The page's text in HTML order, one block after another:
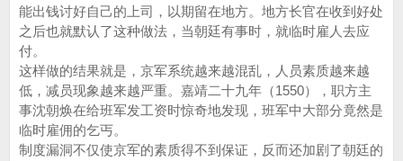
能出钱讨好自己的上司，以期留在地方。地方长官在收到好处
之后也就默认了这种做法，当朝廷有事时，就临时雇人去应
付。
这样做的结果就是，京军系统越来越混乱，人员素质越来越
低，减员现象越来越严重。嘉靖二十九年（1550），职方主
事沈朝焕在给班军发工资时惊奇地发现，班军中大部分竟然是
临时雇佣的乞丐。
制度漏洞不仅使京军的素质得不到保证，反而还加剧了朝廷的